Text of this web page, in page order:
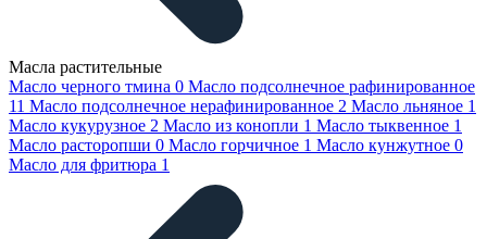
Масла растительные
Масло черного тмина 0 Масло подсолнечное рафинированное
11 Масло подсолнечное нерафинированное 2 Масло льняное 1
Масло кукурузное 2 Масло из конопли 1 Масло тыквенное 1
Масло расторопши 0 Масло горчичное 1 Масло кунжутное 0
Масло для фритюра 1